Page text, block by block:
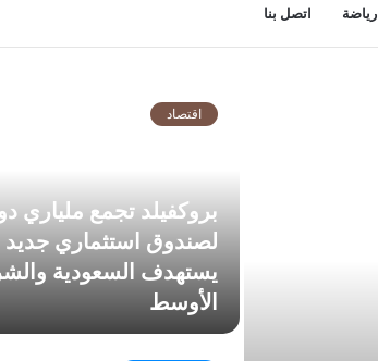
رياضة اتصل بنا
اقتصاد
بروكفيلد تجمع ملياري
لصندوق استثماري جديد
يستهدف السعودية
الأوسط